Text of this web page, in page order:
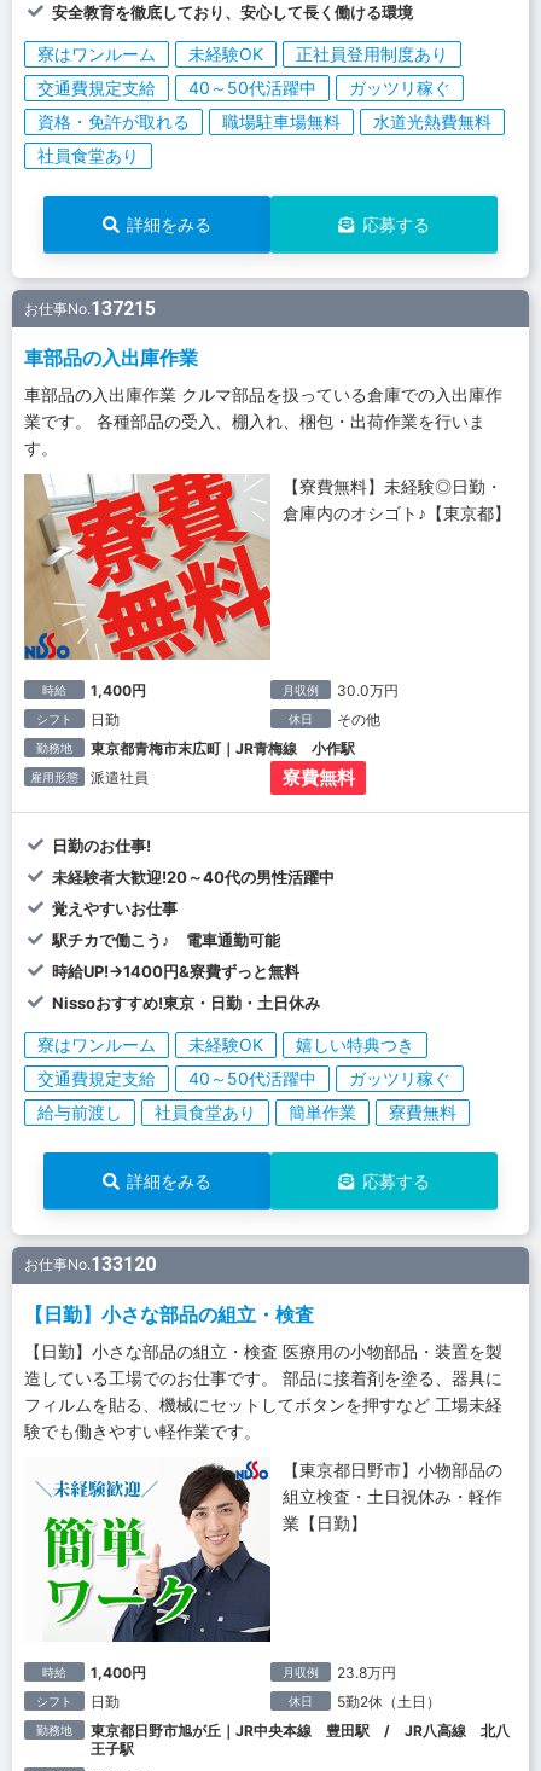
安全教育を徹底しており、安心して長く働ける環境
寮はワンルーム 未経験OK
正社員登用制度あり
交通費規定支給
40～50代活躍中
ガッツリ稼ぐ
資格・免許が取れる
職場駐車場無料
水道光熱費無料
社員食堂あり
詳細をみる 応募する
お仕事No.137215
車部品の入出庫作業
車部品の入出庫作業 クルマ部品を扱っている倉庫での入出庫作
業です。 各種部品の受入、棚入れ、梱包・出荷作業を行いま
す。
【寮費無料】未経験◎日勤・
倉庫内のオシゴト♪【東京都】
時給 1,400円 月収例 30.0万円
シフト 日勤 休日 その他
勤務地 東京都青梅市末広町｜JR青梅線 小作駅
雇用形態 派遣社員 寮費無料
日勤のお仕事!
未経験者大歓迎!20～40代の男性活躍中
覚えやすいお仕事
駅チカで働こう♪ 電車通勤可能
時給UP!→1400円&寮費ずっと無料
Nissoおすすめ!東京・日勤・土日休み
寮はワンルーム 未経験OK
嬉しい特典つき
交通費規定支給
40～50代活躍中
ガッツリ稼ぐ
給与前渡し
社員食堂あり 簡単作業 寮費無料
詳細をみる 応募する
お仕事No.133120
【日勤】小さな部品の組立・検査
【日勤】小さな部品の組立・検査 医療用の小物部品・装置を製
造している工場でのお仕事です。 部品に接着剤を塗る、器具に
フィルムを貼る、機械にセットしてボタンを押すなど 工場未経
験でも働きやすい軽作業です。
【東京都日野市】小物部品の
組立検査・土日祝休み・軽作
業【日勤】
時給 1,400円 月収例 23.8万円
シフト 日勤 休日 5勤2休（土日）
勤務地
東京都日野市旭が丘｜JR中央本線 豊田駅 / JR八高線 北八
王子駅